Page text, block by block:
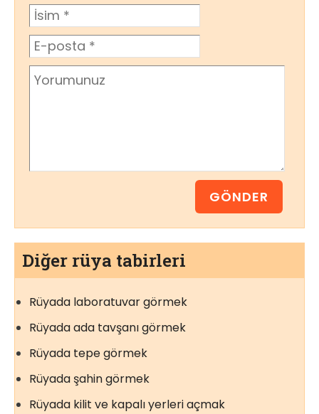
Diğer rüya tabirleri
Rüyada laboratuvar görmek
Rüyada ada tavşanı görmek
Rüyada tepe görmek
Rüyada şahin görmek
Rüyada kilit ve kapalı yerleri açmak